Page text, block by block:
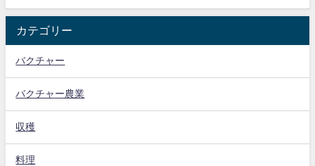
カテゴリー
バクチャー
バクチャー農業
収穫
料理